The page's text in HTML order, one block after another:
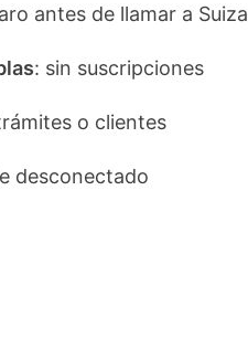
antes de llamar a Suiza
: sin suscripciones
o clientes
desconectado